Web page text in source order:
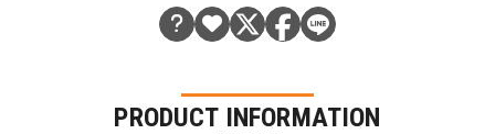
PRODUCT INFORMATION